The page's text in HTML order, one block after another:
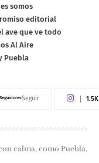
somos
editorial
ave que ve todo
Al Aire
Puebla
SeguidoresSeguir 1.5K
calma, como Puebla.